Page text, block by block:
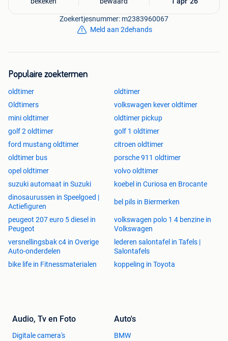
Zoekertjesnummer: m2383960067
Meld aan 2dehands
Populaire zoektermen
oldtimer
oldtimer
Oldtimers
volkswagen kever oldtimer
mini oldtimer
oldtimer pickup
golf 2 oldtimer
golf 1 oldtimer
ford mustang oldtimer
citroen oldtimer
oldtimer bus
porsche 911 oldtimer
opel oldtimer
volvo oldtimer
suzuki automaat in Suzuki
koebel in Curiosa en Brocante
dinosaurussen in Speelgoed |
Actiefiguren
bel pils in Biermerken
peugeot 207 euro 5 diesel in
Peugeot
volkswagen polo 1 4 benzine in
Volkswagen
versnellingsbak c4 in Overige
Auto-onderdelen
lederen salontafel in Tafels |
Salontafels
bike life in Fitnessmaterialen
koppeling in Toyota
Audio, Tv en Foto
Digitale camera's
Auto's
BMW